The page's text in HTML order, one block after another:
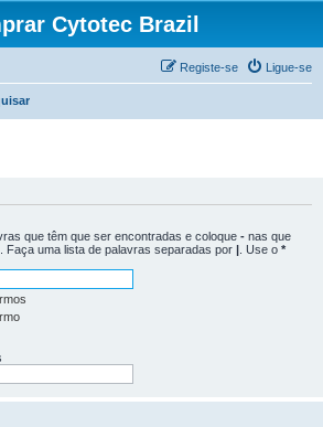
Cytotec Brazil
Ligue-se
Registe-se
que têm que ser encontradas e coloque - nas que
Faça uma lista de palavras separadas por | . Use o *